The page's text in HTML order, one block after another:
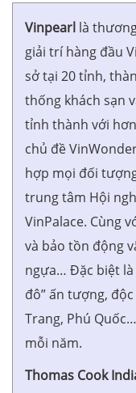
Vinpearl là
giải trí hàng đầu
sở tại 20 tỉnh,
thống khách sạn
tỉnh thành với
chủ đề
hợp mọi đối
trung tâm Hội
VinPalace. Cùng
và bảo tồn động
ngựa… Đặc biệt là
đô” ấn tượng,
Trang, Phú
mỗi năm.
Thomas Cook